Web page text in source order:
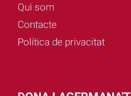
Qui som
Contacte
Política de privacitat